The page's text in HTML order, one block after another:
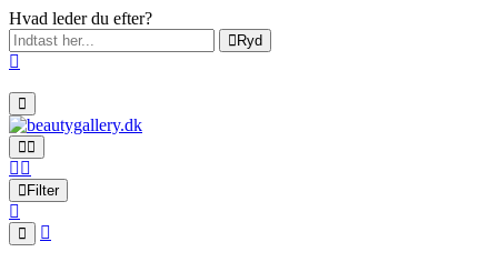
Hvad leder du efter?
Ryd
Filter